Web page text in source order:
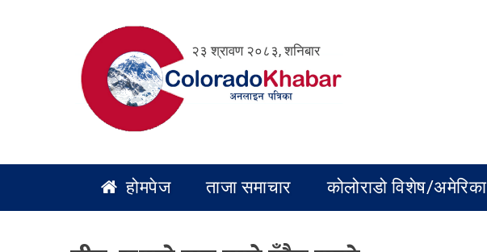
२३ श्रावण २०८३, शनिबार
होमपेज ताजा समाचार कोलोराडो विशेष/अमेरिका